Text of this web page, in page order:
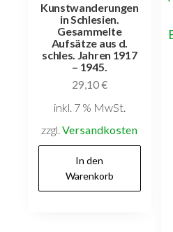
Kunstwanderungen
in Schlesien.
Gesammelte
Aufsätze aus d.
schles. Jahren 1917
– 1945.
29,10€
inkl. 7 % MwSt.
zzgl.Versandkosten
In den
Warenkorb